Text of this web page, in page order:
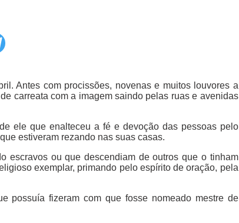
Antes com procissões, novenas e muitos louvores a
carreata com a imagem saindo pelas ruas e avenidas
ele que enalteceu a fé e devoção das pessoas pelo
estiveram rezando nas suas casas.
escravos ou que descendiam de outros que o tinham
exemplar, primando pelo espírito de oração, pela
possuía fizeram com que fosse nomeado mestre de